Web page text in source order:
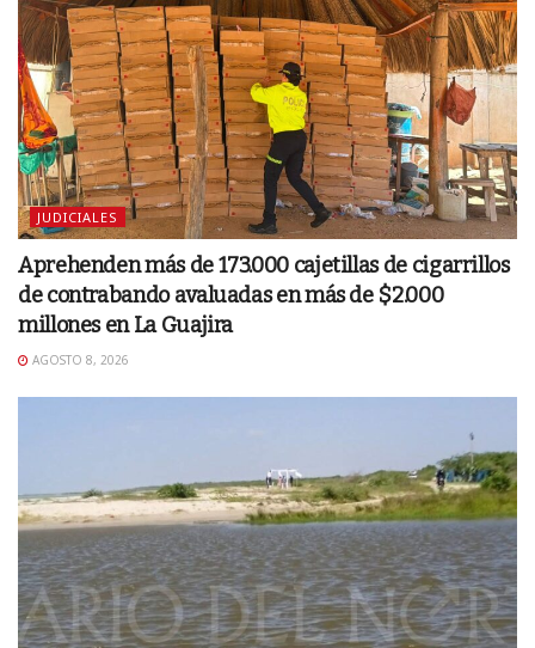
JUDICIALES
Aprehenden más de 173.000 cajetillas de cigarrillos
de contrabando avaluadas en más de $2.000
millones en La Guajira
AGOSTO 8, 2026